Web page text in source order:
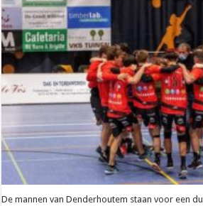
Schuyteneer
“Twee
lastige
opdrachten”
De mannen van Denderhoutem staan voor een